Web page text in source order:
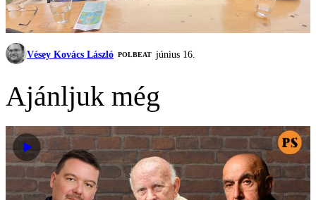
Vésey Kovács László ‎POLBEAT június 16.
Ajánljuk még